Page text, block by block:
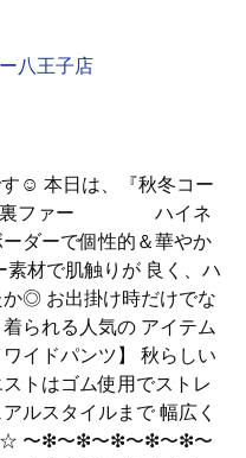
八王子店
☺︎ 本日は、『秋冬コー
わ裏ファー ハイネ
ダーで個性的＆華やか
材で肌触りが 良く、ハ
か◎ お出掛け時だけでな
られる人気の アイテム
イドパンツ】 秋らしい
トはゴム使用でストレ
ルスタイルまで 幅広く
☆ 〜❇︎〜❇︎〜❇︎〜❇︎〜❇︎〜